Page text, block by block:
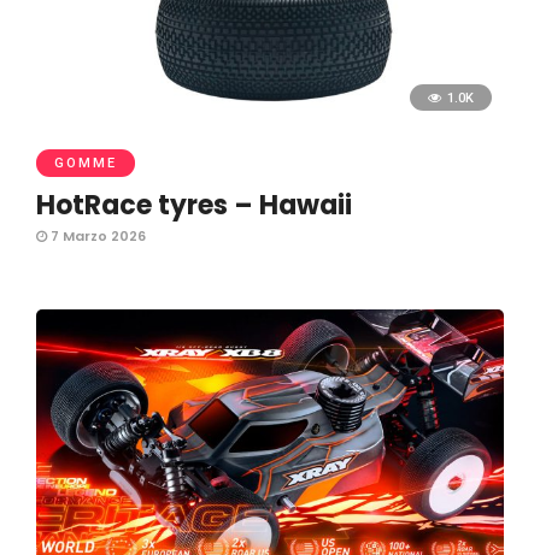
1.0K
GOMME
HotRace tyres – Hawaii
7 Marzo 2026